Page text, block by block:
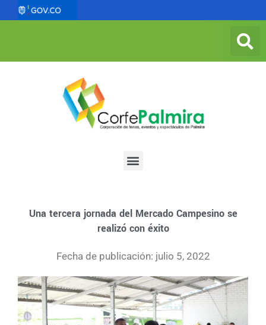
al
Menu
Una tercera jornada del Mercado Campesino se
realizó con éxito
Fecha de publicación: julio 5, 2022